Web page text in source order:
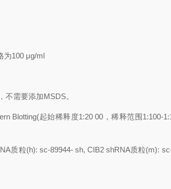
为100 μg/ml
不需要添加MSDS。
Blotting(起始稀释度1:20 00 ，稀释范围 1:100-
质粒(h): sc-89944- sh, CIB2 shRNA质粒(m):